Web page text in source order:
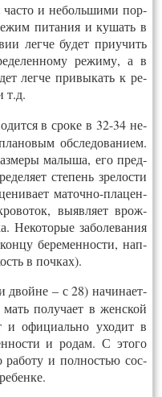
и не­боль­ши­ми пор­
пи­тания и ку­шать в
лег­че бу­дет при­учить
ре­жиму, а в
лег­че при­выкать к ре­
т.д.
в сро­ке в 32-34 не­
обс­ле­дова­ни­ем.
ма­лыша, его пред­
сте­пень зре­лос­ти
ма­точ­но-пла­цен­
вы­яв­ля­ет врож­
Не­кото­рые за­боле­вания
бе­ремен­ности, нап­
в поч­ках).
двой­не – с 28) на­чина­ет­
по­луча­ет в женс­кой
и офи­ци­аль­но ухо­дит в
и ро­дам. С это­го
ра­боту и пол­ностью сос­